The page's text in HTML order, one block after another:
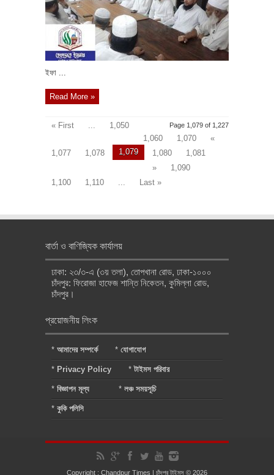
ইফা ...
Read More »
Page 1,079 of 1,227
« First
1,050
1,060
1,070
«
1,077
1,078 1,079 1,080
1,081
»
1,090
1,100
1,110 Last »
বার্তা ও বাণিজ্যিক কার্যালয়
ঢাকা: ২৩/৩-এ (৩য় তলা), তোপখানা রোড, ঢাকা-১০০০
চাঁদপুর: ফিরোজা হাফেজ শান্তি নিকেতন, কুমিল্লা রোড,
চাঁদপুর।
প্রয়োজনীয় লিংক
* আমাদের সম্পর্কে * যোগাযোগ
* Privacy Policy *টাইমস পরিবার
* বিজ্ঞাপন মূল্য * লঞ্চ সময়সূচি
* কুকি পলিসি
Copyright : Chandpur Times | চাঁদপুর টাইমস © 2026